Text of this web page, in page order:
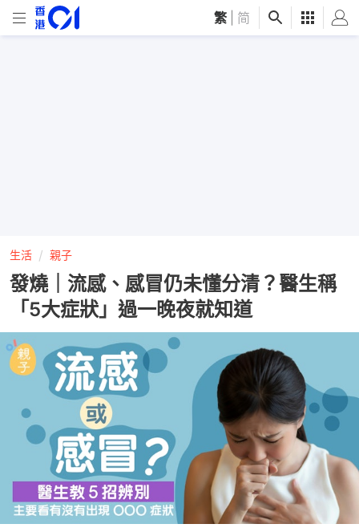
繁 简
生活 親子
發燒｜流感、感冒仍未懂分清？醫生稱
「5大症狀」過一晚夜就知道